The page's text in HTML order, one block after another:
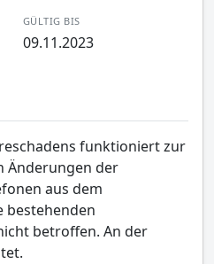
GÜLTIG BIS
09.11.2023
funktioniert zur
Änderungen der
aus dem
bestehenden
betroffen. An der